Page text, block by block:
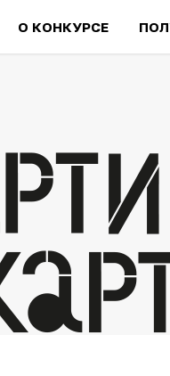
О КОНКУРСЕ